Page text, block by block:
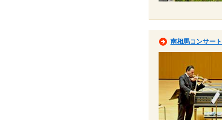
南相馬コンサート